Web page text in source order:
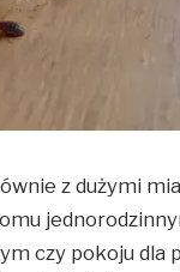
z dużymi
czy pokoju dla